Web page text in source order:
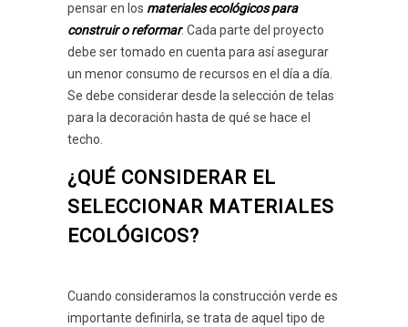
pensar en los materiales ecológicos para
construir o reformar. Cada parte del proyecto
debe ser tomado en cuenta para así asegurar
un menor consumo de recursos en el día a día.
Se debe considerar desde la selección de telas
para la decoración hasta de qué se hace el
techo.
¿QUÉ CONSIDERAR EL
SELECCIONAR MATERIALES
ECOLÓGICOS?
Cuando consideramos la construcción verde es
importante definirla, se trata de aquel tipo de